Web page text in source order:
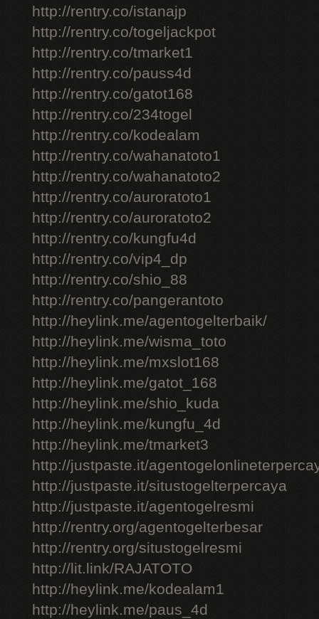
http://rentry.co/istanajp
http://rentry.co/togeljackpot
http://rentry.co/tmarket1
http://rentry.co/pauss4d
http://rentry.co/gatot168
http://rentry.co/234togel
http://rentry.co/kodealam
http://rentry.co/wahanatoto1
http://rentry.co/wahanatoto2
http://rentry.co/auroratoto1
http://rentry.co/auroratoto2
http://rentry.co/kungfu4d
http://rentry.co/vip4_dp
http://rentry.co/shio_88
http://rentry.co/pangerantoto
http://heylink.me/agentogelterbaik/
http://heylink.me/wisma_toto
http://heylink.me/mxslot168
http://heylink.me/gatot_168
http://heylink.me/shio_kuda
http://heylink.me/kungfu_4d
http://heylink.me/tmarket3
http://justpaste.it/
http://justpaste.it/situstogelterpercaya
http://justpaste.it/agentogelresmi
http://rentry.org/agentogelterbesar
http://rentry.org/situstogelresmi
http://lit.link/RAJATOTO
http://heylink.me/kodealam1
http://heylink.me/paus_4d